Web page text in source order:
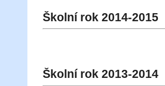
Školní rok 2014-2015
Školní rok 2013-2014